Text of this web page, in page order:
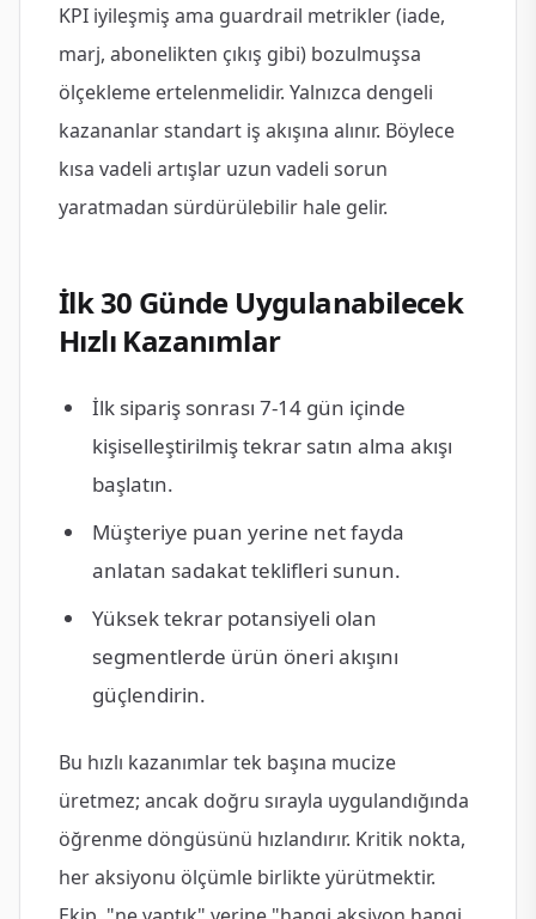
KPI iyileşmiş ama guardrail metrikler (iade,
marj, abonelikten çıkış gibi) bozulmuşsa
ölçekleme ertelenmelidir. Yalnızca dengeli
kazananlar standart iş akışına alınır. Böylece
kısa vadeli artışlar uzun vadeli sorun
yaratmadan sürdürülebilir hale gelir.
İlk 30 Günde Uygulanabilecek
Hızlı Kazanımlar
İlk sipariş sonrası 7-14 gün içinde
kişiselleştirilmiş tekrar satın alma akışı
başlatın.
Müşteriye puan yerine net fayda
anlatan sadakat teklifleri sunun.
Yüksek tekrar potansiyeli olan
segmentlerde ürün öneri akışını
güçlendirin.
Bu hızlı kazanımlar tek başına mucize
üretmez; ancak doğru sırayla uygulandığında
öğrenme döngüsünü hızlandırır. Kritik nokta,
her aksiyonu ölçümle birlikte yürütmektir.